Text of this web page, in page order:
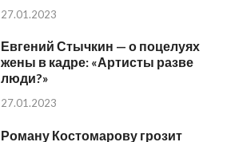
27.01.2023
Евгений Стычкин — о поцелуях
жены в кадре: «Артисты разве
люди?»
27.01.2023
Роману Костомарову грозит